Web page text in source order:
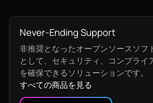
Never-Ending Support
非推奨となったオープンソースソフ
として、セキュリティ、コンプライ
を確保できるソリューションです。
すべての商品を見る